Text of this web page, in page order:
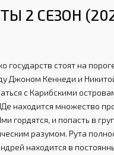
2 СЕЗОН
государств стоят на
Джоном Кеннеди и
с Карибскими
находится множество
гордятся, и попасть в
разумом. Рута
находится в